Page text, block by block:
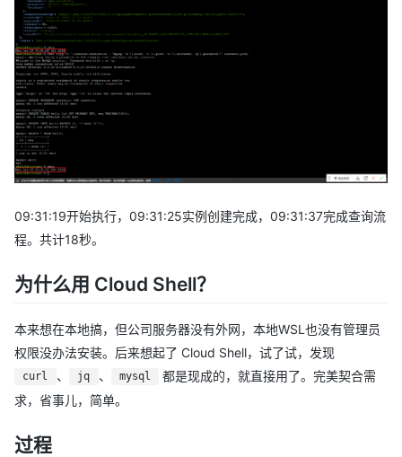
09:31:19开始执行，09:31:25实例创建完成，09:31:37完成查询流
程。共计18秒。
为什么用 Cloud Shell？
本来想在本地搞，但公司服务器没有外网，本地WSL也没有管理员
权限没办法安装。后来想起了 Cloud Shell，试了试，发现
curl 、 jq 、 mysql
都是现成的，就直接用了。完美契合需
求，省事儿，简单。
过程